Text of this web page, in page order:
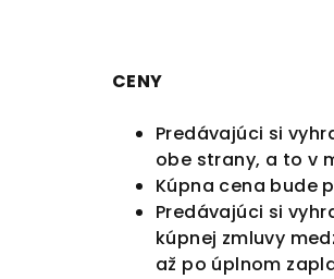
CENY
Predávajúci si
obe strany, a to v
Kúpna cena bude
Predávajúci si
kúpnej zmluvy
až po úplnom